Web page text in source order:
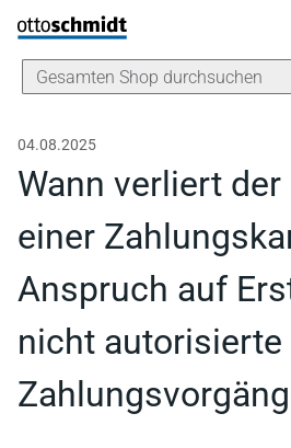
Direkt zum Inhalt
04.08.2025
Wann verliert
einer
Anspruch auf
nicht autorisierte